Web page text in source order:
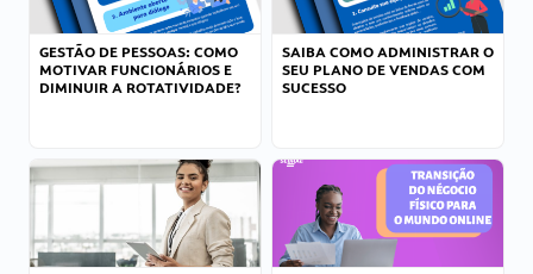
GESTÃO DE PESSOAS: COMO
MOTIVAR FUNCIONÁRIOS E
DIMINUIR A ROTATIVIDADE?
SAIBA COMO ADMINISTRAR O
SEU PLANO DE VENDAS COM
SUCESSO